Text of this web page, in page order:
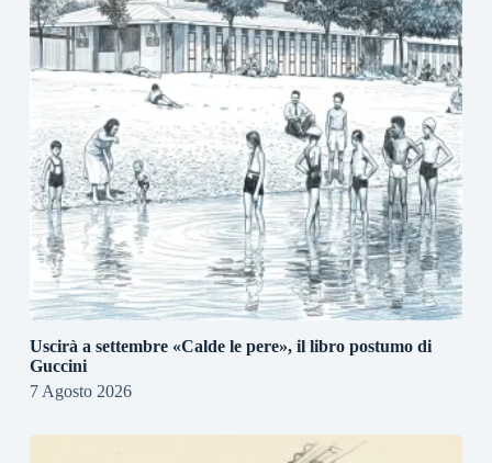
Uscirà a settembre «Calde le pere», il libro postumo di
Guccini
7 Agosto 2026